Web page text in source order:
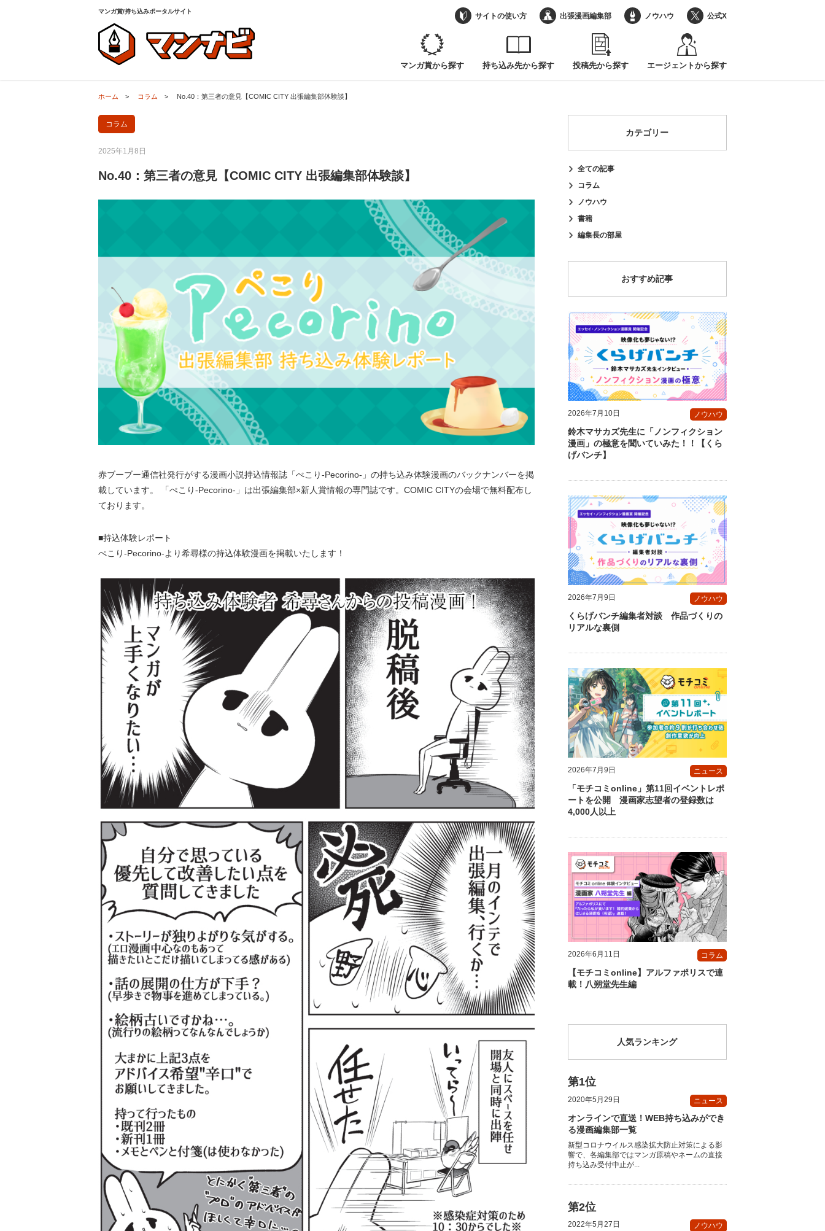
マンガ賞/持ち込みポータルサイト
マンガ賞から探す 持ち込み先から探す 投稿先から探す エージェントから探す
サイトの使い方 出張漫画編集部 ノウハウ 公式X
ホーム > コラム > No.40：第三者の意見【COMIC CITY 出張編集部体験談】
コラム
2025年1月8日
No.40：第三者の意見【COMIC CITY 出張編集部体験談】
赤ブーブー通信社発行がする漫画小説持込情報誌「ぺこり-Pecorino-」の持ち込み体験漫画のバックナンバーを掲
載しています。 「ぺこり-Pecorino-」は出張編集部×新人賞情報の専門誌です。COMIC CITYの会場で無料配布し
ております。
■持込体験レポート
ぺこり-Pecorino-より希尋様の持込体験漫画を掲載いたします！
カテゴリー
全ての記事
コラム
ノウハウ
書籍
編集長の部屋
おすすめ記事
2026年7月10日 ノウハウ
鈴木マサカズ先生に「ノンフィクション
漫画」の極意を聞いていみた！！【くら
げバンチ】
2026年7月9日 ノウハウ
くらげバンチ編集者対談 作品づくりの
リアルな裏側
2026年7月9日 ニュース
「モチコミonline」第11回イベントレポ
ートを公開 漫画家志望者の登録数は
4,000人以上
2026年6月11日 コラム
【モチコミonline】アルファポリスで連
載！八朔堂先生編
人気ランキング
2020年5月29日 ニュース
オンラインで直送！WEB持ち込みができ
る漫画編集部一覧
新型コロナウイルス感染拡大防止対策による影
響で、各編集部ではマンガ原稿やネームの直接
持ち込み受付中止が...
2022年5月27日 ノウハウ